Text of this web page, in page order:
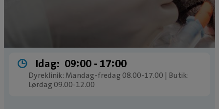
Idag: 09:00 ­- 17:00
Dyreklinik: Mandag-fredag 08.00-17.00 | Butik:
Lørdag 09.00-12.00